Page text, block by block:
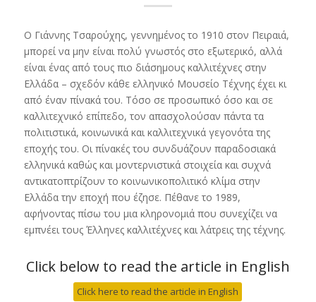
Ο Γιάννης Τσαρούχης, γεννημένος το 1910 στον Πειραιά,
μπορεί να μην είναι πολύ γνωστός στο εξωτερικό, αλλά
είναι ένας από τους πιο διάσημους καλλιτέχνες στην
Ελλάδα – σχεδόν κάθε ελληνικό Μουσείο Τέχνης έχει κι
από έναν πίνακά του. Τόσο σε προσωπικό όσο και σε
καλλιτεχνικό επίπεδο, τον απασχολούσαν πάντα τα
πολιτιστικά, κοινωνικά και καλλιτεχνικά γεγονότα της
εποχής του. Οι πίνακές του συνδυάζουν παραδοσιακά
ελληνικά καθώς και μοντερνιστικά στοιχεία και συχνά
αντικατοπτρίζουν το κοινωνικοπολιτικό κλίμα στην
Ελλάδα την εποχή που έζησε. Πέθανε το 1989,
αφήνοντας πίσω του μια κληρονομιά που συνεχίζει να
εμπνέει τους Έλληνες καλλιτέχνες και λάτρεις της τέχνης.
Click below to read the article in English
Click here to read the article in English